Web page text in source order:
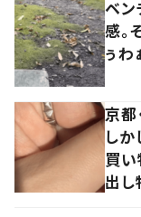
ベン
感。
ぅわ
京
し
買い
出し